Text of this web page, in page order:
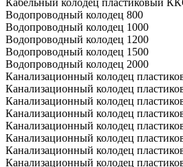
Водопроводный колодец 800
Водопроводный колодец 1000
Водопроводный колодец 1200
Водопроводный колодец 1500
Водопроводный колодец 2000
Канализационный колодец
Канализационный колодец
Канализационный колодец
Канализационный колодец
Канализационный колодец
Канализационный колодец
Канализационный колодец
Канализационный колодец